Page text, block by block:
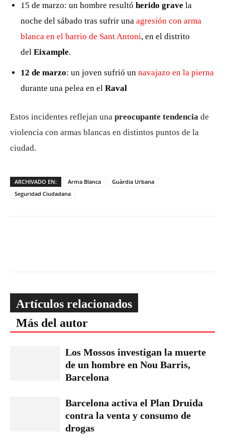
15 de marzo: un hombre resultó herido grave la
noche del sábado tras sufrir una agresión con arma
blanca en el barrio de Sant Antoni, en el distrito
del Eixample.
12 de marzo: un joven sufrió un navajazo en la pierna
durante una pelea en el Raval
Estos incidentes reflejan una preocupante tendencia de
violencia con armas blancas en distintos puntos de la
ciudad.
ARCHIVADO EN: Arma Blanca
Guàrdia Urbana
Seguridad Ciudadana
Artículos relacionados
Más del autor
Los Mossos investigan la muerte
de un hombre en Nou Barris,
Barcelona
Barcelona activa el Plan Druida
contra la venta y consumo de
drogas